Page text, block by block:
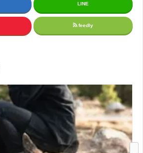
LINE
feedly